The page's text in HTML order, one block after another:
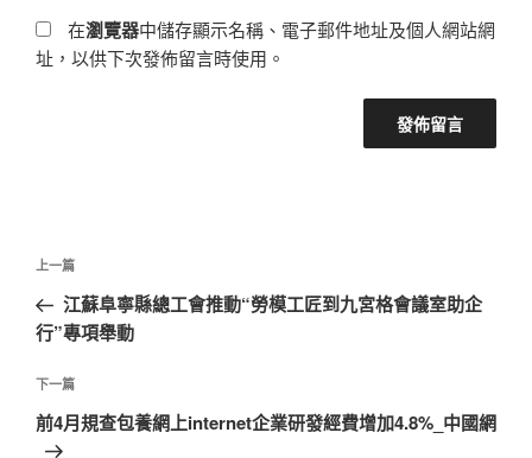
在瀏覽器中儲存顯示名稱、電子郵件地址及個人網站網
址，以供下次發佈留言時使用。
文
導
覽
上
一
篇
章
上一篇
江蘇阜寧縣總工會推動“勞模工匠到九宮格會議室助企
行”專項舉動
下
一
篇
下一篇
前4月規查包養網上internet企業研發經費增加4.8%_中國網